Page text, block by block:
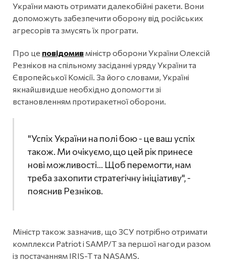
України мають отримати далекобійні ракети. Вони
допоможуть забезпечити оборону від російських
агресорів та змусять їх програти.
Про це повідомив міністр оборони України Олексій
Резніков на спільному засіданні уряду України та
Європейської Комісії. За його словами, Україні
якнайшвидше необхідно допомогти зі
встановленням протиракетної оборони.
"Успіх України на полі бою - це ваш успіх
також. Ми очікуємо, що цей рік принесе
нові можливості… Щоб перемогти, нам
треба захопити стратегічну ініціативу", -
пояснив Резніков.
Міністр також зазначив, що ЗСУ потрібно отримати
комплекси Patriot і SAMP/T за першої нагоди разом
із постачанням IRIS-T та NASAMS.